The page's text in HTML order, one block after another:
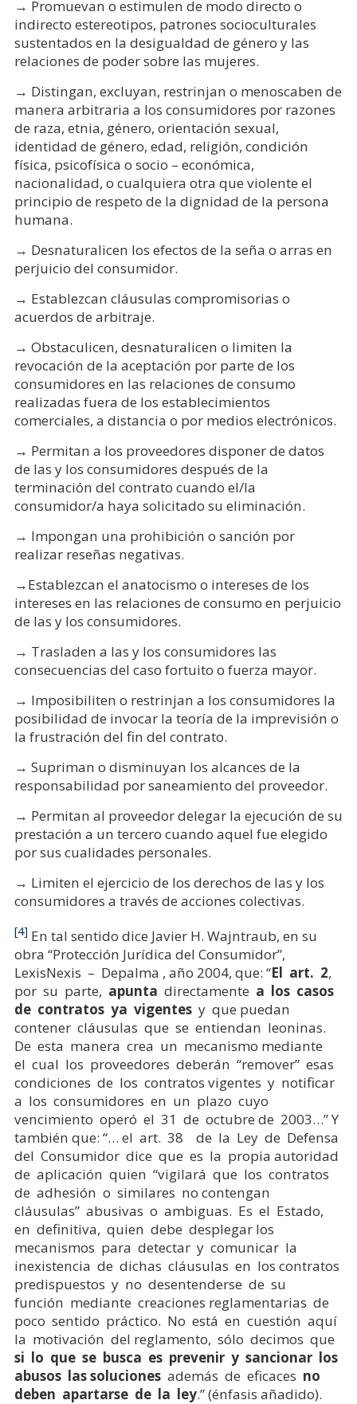
→ Promuevan o estimulen de modo directo o
indirecto estereotipos, patrones socioculturales
sustentados en la desigualdad de género y las
relaciones de poder sobre las mujeres.
→ Distingan, excluyan, restrinjan o menoscaben de
manera arbitraria a los consumidores por razones
de raza, etnia, género, orientación sexual,
identidad de género, edad, religión, condición
física, psicofísica o socio – económica,
nacionalidad, o cualquiera otra que violente el
principio de respeto de la dignidad de la persona
humana.
→ Desnaturalicen los efectos de la seña o arras en
perjuicio del consumidor.
→ Establezcan cláusulas compromisorias o
acuerdos de arbitraje.
→ Obstaculicen, desnaturalicen o limiten la
revocación de la aceptación por parte de los
consumidores en las relaciones de consumo
realizadas fuera de los establecimientos
comerciales, a distancia o por medios electrónicos.
→ Permitan a los proveedores disponer de datos
de las y los consumidores después de la
terminación del contrato cuando el/la
consumidor/a haya solicitado su eliminación.
→ Impongan una prohibición o sanción por
realizar reseñas negativas.
→Establezcan el anatocismo o intereses de los
intereses en las relaciones de consumo en perjuicio
de las y los consumidores.
→ Trasladen a las y los consumidores las
consecuencias del caso fortuito o fuerza mayor.
→ Imposibiliten o restrinjan a los consumidores la
posibilidad de invocar la teoría de la imprevisión o
la frustración del fin del contrato.
→ Supriman o disminuyan los alcances de la
responsabilidad por saneamiento del proveedor.
→ Permitan al proveedor delegar la ejecución de su
prestación a un tercero cuando aquel fue elegido
por sus cualidades personales.
→ Limiten el ejercicio de los derechos de las y los
consumidores a través de acciones colectivas.
[4] En tal sentido dice Javier H. Wajntraub, en su
obra “Protección Jurídica del Consumidor”,
LexisNexis – Depalma , año 2004, que: “El art. 2,
por su parte, apunta directamente a los casos
de contratos ya vigentesy que puedan
contener cláusulas que se entiendan leoninas.
De esta manera crea un mecanismo mediante
el cual los proveedores deberán “remover” esas
condiciones de los contratos vigentes y notificar
a los consumidores en un plazo cuyo
vencimiento operó el 31 de octubre de 2003…” Y
también que: “… el art. 38 de la Ley de Defensa
del Consumidor dice que es la propia autoridad
de aplicación quien “vigilará que los contratos
de adhesión o similares no contengan
cláusulas” abusivas o ambiguas. Es el Estado,
en definitiva, quien debe desplegar los
mecanismos para detectar y comunicar la
inexistencia de dichas cláusulas en los contratos
predispuestos y no desentenderse de su
función mediante creaciones reglamentarias de
poco sentido práctico. No está en cuestión aquí
la motivación del reglamento, sólo decimos que
si lo que se busca es prevenir y sancionar los
abusos las solucionesademás de eficaces no
deben apartarse de la ley.” (énfasis añadido).